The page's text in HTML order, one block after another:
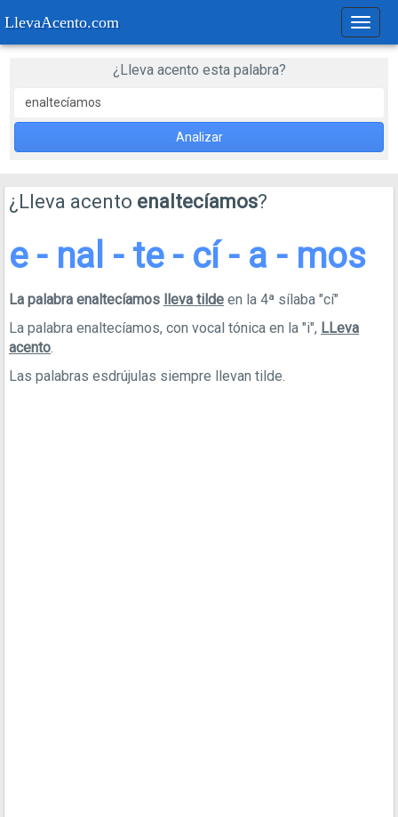
LlevaAcento.com
de
¿Lleva acento esta palabra?
Analizar
¿Lleva acento enaltecíamos?
e - nal - te - cí - a - mos
La palabra enaltecíamos lleva tilde en la 4ª sílaba "cí"
La palabra enaltecíamos, con vocal tónica en la "i", LLeva
acento.
Las palabras esdrújulas siempre llevan tilde.